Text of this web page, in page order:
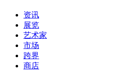
资讯
展览
艺术家
市场
跨界
商店